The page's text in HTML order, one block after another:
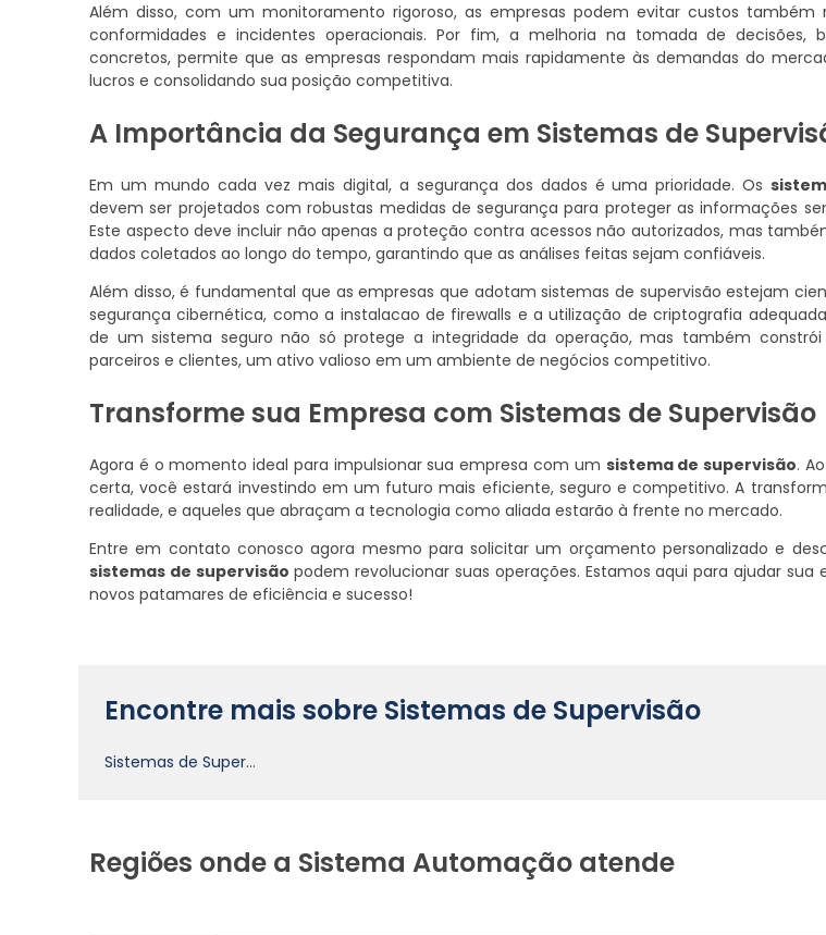
Além disso, com um monitoramento rigoroso, as empresas podem evitar custos também
conformidades e incidentes operacionais. Por fim, a melhoria na tomada de decisões,
concretos, permite que as empresas respondam mais rapidamente às demandas do
lucros e consolidando sua posição competitiva.
A Importância da Segurança em Sistemas de
Em um mundo cada vez mais digital, a segurança dos dados é uma prioridade. Os
devem ser projetados com robustas medidas de segurança para proteger as informações
Este aspecto deve incluir não apenas a proteção contra acessos não autorizados, mas
dados coletados ao longo do tempo, garantindo que as análises feitas sejam confiáveis.
Além disso, é fundamental que as empresas que adotam sistemas de supervisão estejam
segurança cibernética, como a instalacao de firewalls e a utilização de criptografia
de um sistema seguro não só protege a integridade da operação, mas também
parceiros e clientes, um ativo valioso em um ambiente de negócios competitivo.
Transforme sua Empresa com Sistemas de Supervisão
Agora é o momento ideal para impulsionar sua empresa com um sistema de supervisão.
certa, você estará investindo em um futuro mais eficiente, seguro e competitivo. A
realidade, e aqueles que abraçam a tecnologia como aliada estarão à frente no mercado.
Entre em contato conosco agora mesmo para solicitar um orçamento personalizado e
sistemas de supervisão podem revolucionar suas operações. Estamos aqui para ajudar sua
novos patamares de eficiência e sucesso!
Encontre mais sobre Sistemas de Supervisão
Sistemas de Supervisão
Regiões onde a Sistema Automação atende